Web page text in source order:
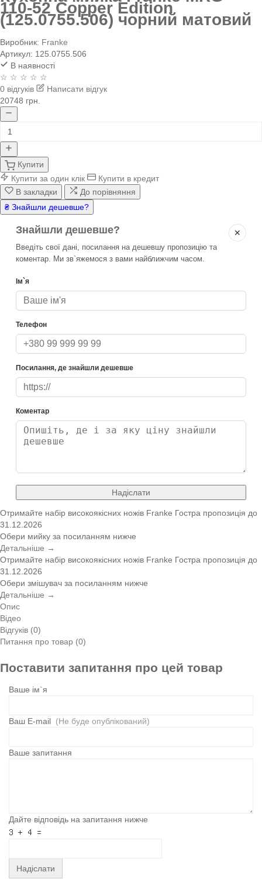
110-52 Copper Edition
(125.0755.506) чорний матовий
Виробник: Franke
Артикул: 125.0755.506
В наявності
☆ ☆ ☆ ☆ ☆
0 відгуків
Написати відгук
20748 грн.
Купити
Купити за один клік
Купити в кредит
В закладки
До порівняння
₴ Знайшли дешевше?
✕
Знайшли дешевше?
Введіть свої дані, посилання на дешевшу пропозицію та
коментар. Ми зв`яжемося з вами найближчим часом.
Ім`я
Телефон
Посилання, де знайшли дешевше
Коментар
Надіслати
Отримайте набір високоякісних ножів Franke Гостра пропозиція до
31.12.2026
Обери мийку за посиланням нижче
Детальніше →
Отримайте набір високоякісних ножів Franke Гостра пропозиція до
31.12.2026
Обери змішувач за посиланням нижче
Детальніше →
Опис
Відео
Відгуків (0)
Питання про товар (0)
Поставити запитання про цей товар
Ваше ім`я
Ваш E-mail (Не буде опублікований)
Ваше запитання
Дайте відповідь на запитання нижче
Надіслати